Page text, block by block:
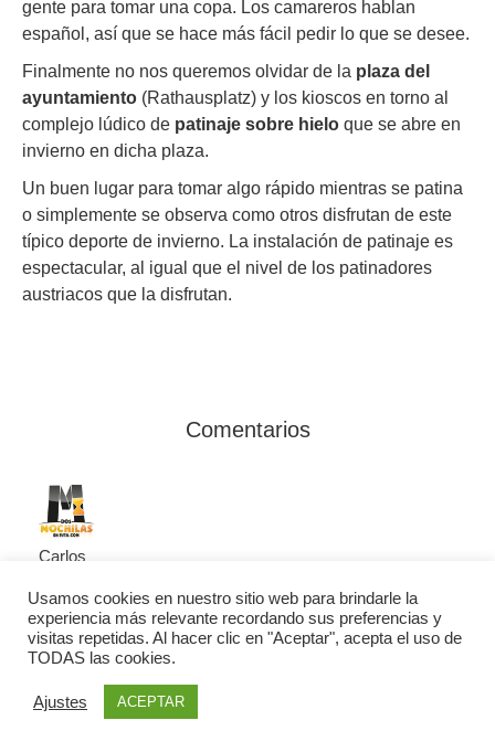
gente para tomar una copa. Los camareros hablan
español, así que se hace más fácil pedir lo que se desee.
Finalmente no nos queremos olvidar de la plaza del
ayuntamiento (Rathausplatz) y los kioscos en torno al
complejo lúdico de patinaje sobre hielo que se abre en
invierno en dicha plaza.
Un buen lugar para tomar algo rápido mientras se patina
o simplemente se observa como otros disfrutan de este
típico deporte de invierno. La instalación de patinaje es
espectacular, al igual que el nivel de los patinadores
austriacos que la disfrutan.
Comentarios
Carlos
Responder
Bff! Tiene pinta de hacer bastante frío en invierno…
Nosotros estuvimos en verano, con muy buen tiempo
y la ciudad la verdad que nos encantó.
Un saludo! 🙂
Usamos cookies en nuestro sitio web para brindarle la
experiencia más relevante recordando sus preferencias y
visitas repetidas. Al hacer clic en "Aceptar", acepta el uso de
TODAS las cookies.
Ajustes ACEPTAR